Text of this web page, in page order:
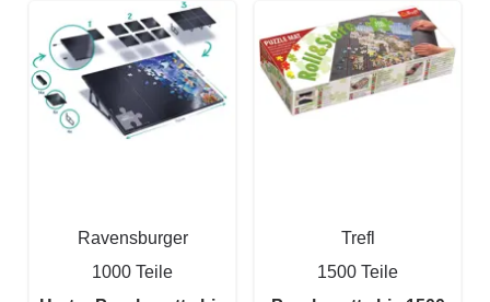
Ravensburger
1000 Teile
Trefl
1500 Teile